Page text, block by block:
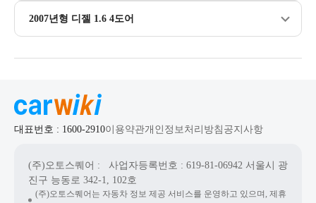
2007년형 디젤 1.6 4도어
대표번호 : 1600-2910이용약관개인정보처리방침 공지사항
(주)오토스퀘어 : 사업자등록번호 : 619-81-06942 서울시 광
진구 능동로 342-1, 102호
(주)오토스퀘어는 자동차 정보 제공 서비스를 운영하고 있으며, 제휴